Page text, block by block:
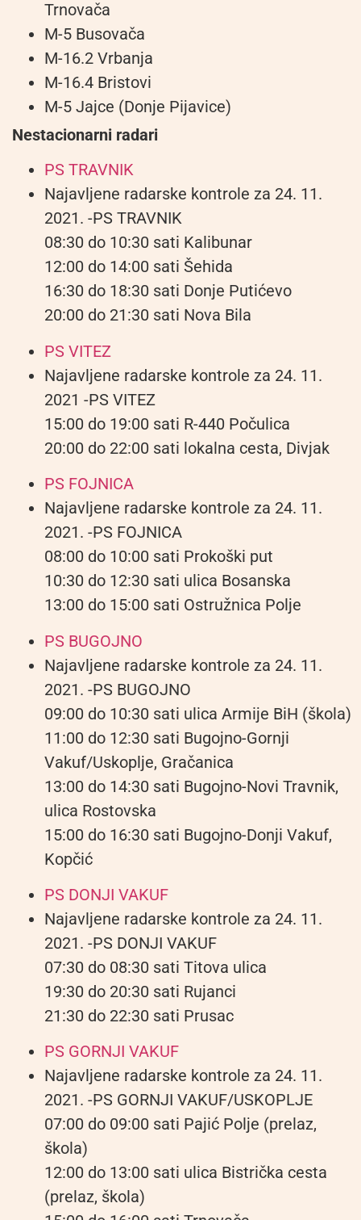
Trnovača
M-5 Busovača
M-16.2 Vrbanja
M-16.4 Bristovi
M-5 Jajce (Donje Pijavice)
Nestacionarni radari
PS TRAVNIK
Najavljene radarske kontrole za 24. 11.
2021. -PS TRAVNIK
08:30 do 10:30 sati Kalibunar
12:00 do 14:00 sati Šehida
16:30 do 18:30 sati Donje Putićevo
20:00 do 21:30 sati Nova Bila
PS VITEZ
Najavljene radarske kontrole za 24. 11.
2021 -PS VITEZ
15:00 do 19:00 sati R-440 Počulica
20:00 do 22:00 sati lokalna cesta, Divjak
PS FOJNICA
Najavljene radarske kontrole za 24. 11.
2021. -PS FOJNICA
08:00 do 10:00 sati Prokoški put
10:30 do 12:30 sati ulica Bosanska
13:00 do 15:00 sati Ostružnica Polje
PS BUGOJNO
Najavljene radarske kontrole za 24. 11.
2021. -PS BUGOJNO
09:00 do 10:30 sati ulica Armije BiH (škola)
11:00 do 12:30 sati Bugojno-Gornji
Vakuf/Uskoplje, Gračanica
13:00 do 14:30 sati Bugojno-Novi Travnik,
ulica Rostovska
15:00 do 16:30 sati Bugojno-Donji Vakuf,
Kopčić
PS DONJI VAKUF
Najavljene radarske kontrole za 24. 11.
2021. -PS DONJI VAKUF
07:30 do 08:30 sati Titova ulica
19:30 do 20:30 sati Rujanci
21:30 do 22:30 sati Prusac
PS GORNJI VAKUF
Najavljene radarske kontrole za 24. 11.
2021. -PS GORNJI VAKUF/USKOPLJE
07:00 do 09:00 sati Pajić Polje (prelaz,
škola)
12:00 do 13:00 sati ulica Bistrička cesta
(prelaz, škola)